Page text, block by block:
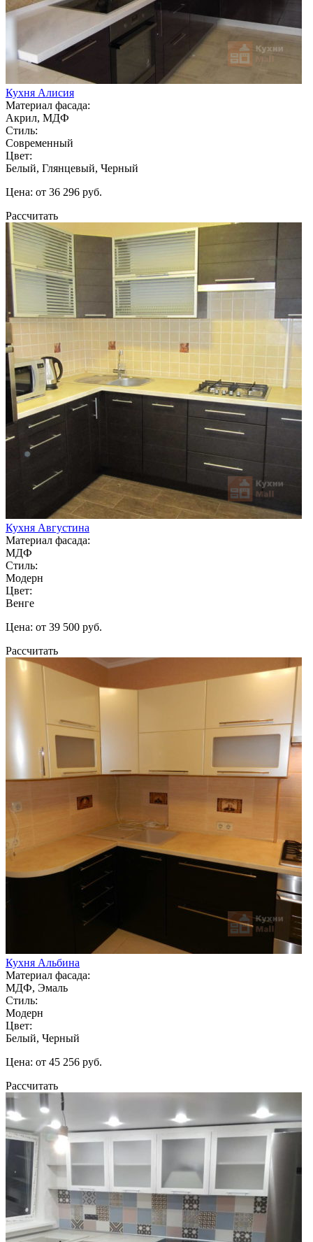
Кухня Алисия
Материал фасада:
Акрил, МДФ
Стиль:
Современный
Цвет:
Белый, Глянцевый, Черный
Цена: от 36 296 руб.
Рассчитать
Кухня Августина
Материал фасада:
МДФ
Стиль:
Модерн
Цвет:
Венге
Цена: от 39 500 руб.
Рассчитать
Кухня Альбина
Материал фасада:
МДФ, Эмаль
Стиль:
Модерн
Цвет:
Белый, Черный
Цена: от 45 256 руб.
Рассчитать